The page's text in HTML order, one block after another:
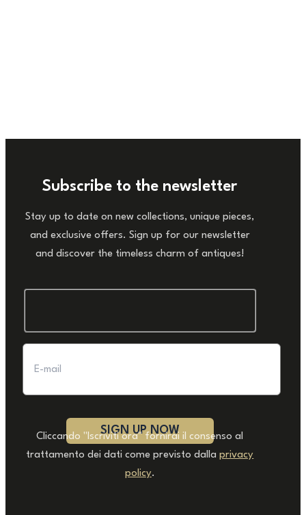
Subscribe to the newsletter
Stay up to date on new collections, unique pieces,
and exclusive offers. Sign up for our newsletter
and discover the timeless charm of antiques!
Cliccando "Iscriviti ora" fornirai il consenso al
trattamento dei dati come previsto dallaprivacy
policy.